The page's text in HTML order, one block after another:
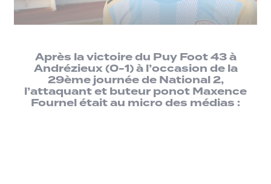
Après la victoire du Puy Foot 43 à
Andrézieux (0-1) à l’occasion de la
29ème journée de National 2,
l’attaquant et buteur ponot Maxence
Fournel était au micro des médias :